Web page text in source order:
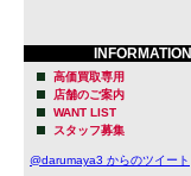
INFORMATION
高価買取専用
店舗のご案内
WANT LIST
スタッフ募集
@darumaya3 からのツイート